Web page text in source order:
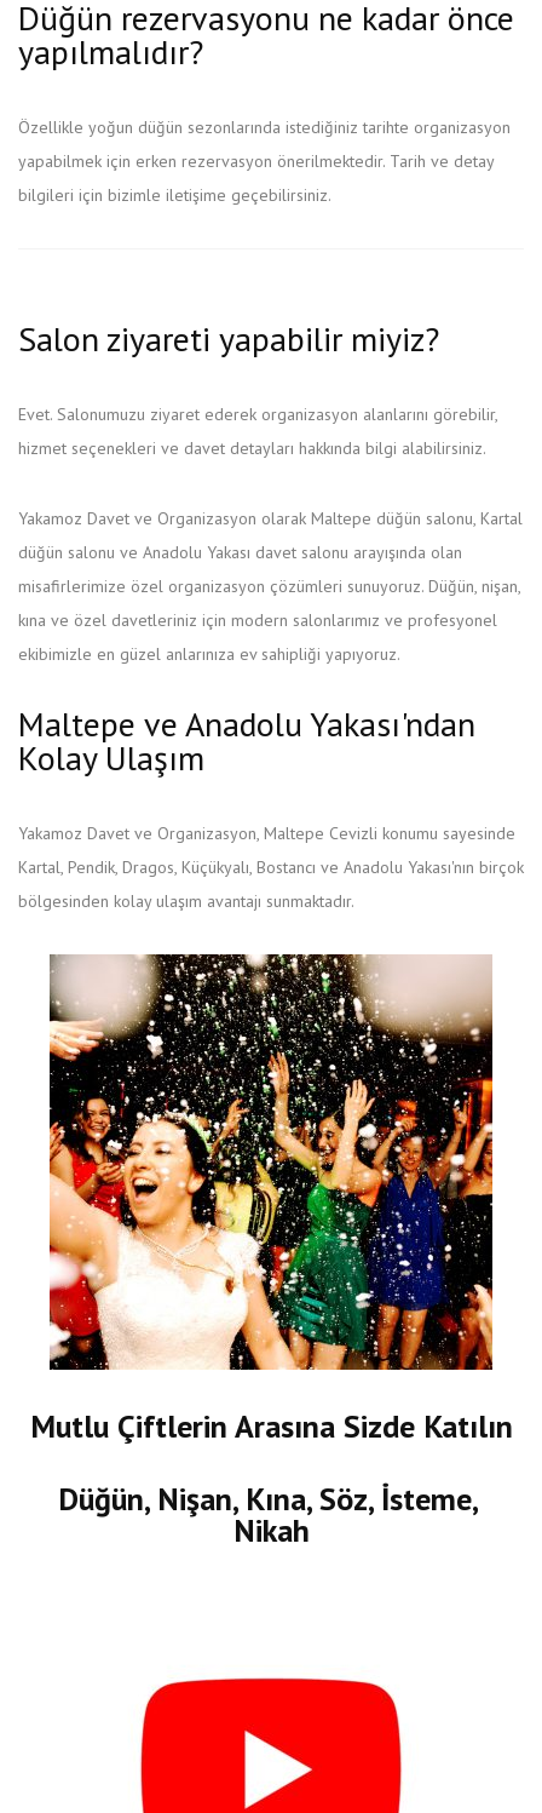
Düğün rezervasyonu ne kadar önce
yapılmalıdır?
Özellikle yoğun düğün sezonlarında istediğiniz tarihte organizasyon
yapabilmek için erken rezervasyon önerilmektedir. Tarih ve detay
bilgileri için bizimle iletişime geçebilirsiniz.
Salon ziyareti yapabilir miyiz?
Evet. Salonumuzu ziyaret ederek organizasyon alanlarını görebilir,
hizmet seçenekleri ve davet detayları hakkında bilgi alabilirsiniz.
Yakamoz Davet ve Organizasyon olarak Maltepe düğün salonu, Kartal
düğün salonu ve Anadolu Yakası davet salonu arayışında olan
misafirlerimize özel organizasyon çözümleri sunuyoruz. Düğün, nişan,
kına ve özel davetleriniz için modern salonlarımız ve profesyonel
ekibimizle en güzel anlarınıza ev sahipliği yapıyoruz.
Maltepe ve Anadolu Yakası'ndan
Kolay Ulaşım
Yakamoz Davet ve Organizasyon, Maltepe Cevizli konumu sayesinde
Kartal, Pendik, Dragos, Küçükyalı, Bostancı ve Anadolu Yakası'nın birçok
bölgesinden kolay ulaşım avantajı sunmaktadır.
Mutlu Çiftlerin Arasına Sizde Katılın
Düğün, Nişan, Kına, Söz, İsteme,
Nikah